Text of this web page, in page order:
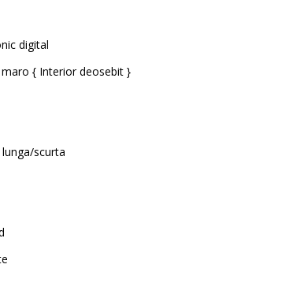
digital
{ Interior deosebit }
scurta